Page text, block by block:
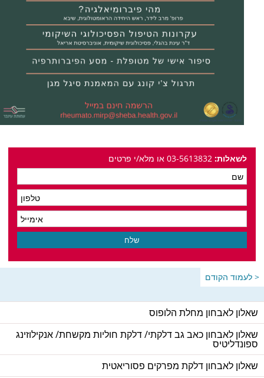
לשאלות:03-5613832 או מלא/י פרטים
< לעמוד הקודם
שאלון לאבחון מחלת הלופוס
שאלון לאבחון כאב גב דלקתי/ דלקת חוליות מקשחת/ אנקילוזינג
ספונדליטיס
שאלון לאבחון דלקת מפרקים פסוריאטית